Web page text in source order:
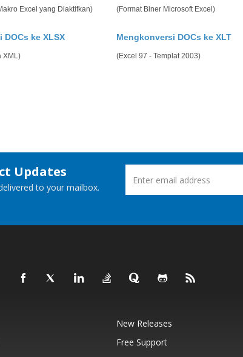
Excel yang Diaktifkan) (Format Biner Microsoft Excel)
ke XLSX
XML)
Mengkonversi DOCs ke XLT
(Excel 97 - Templat 2003)
Updates
to your mailbox.
New Releases
Free Support